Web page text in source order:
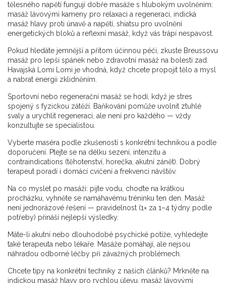
tělesného napětí fungují dobře masáže s hlubokým uvolněním:
masáž lávovými kameny pro relaxaci a regeneraci, indická
masáž hlavy proti únavě a napětí, shiatsu pro uvolnění
energetických bloků a reflexní masáž, když vás trápí nespavost.
Pokud hledáte jemnější a přitom účinnou péči, zkuste Breussovu
masáž pro lepší spánek nebo zdravotní masáž na bolesti zad.
Havajská Lomi Lomi je vhodná, když chcete propojit tělo a mysl
a nabrat energii zklidněním.
Sportovní nebo regenerační masáž se hodí, když je stres
spojený s fyzickou zátěží. Baňkování pomůže uvolnit ztuhlé
svaly a urychlit regeneraci, ale není pro každého — vždy
konzultujte se specialistou.
Vyberte maséra podle zkušeností s konkrétní technikou a podle
doporučení. Ptejte se na délku sezení, intenzitu a
contraindications (těhotenství, horečka, akutní zánět). Dobrý
terapeut poradí i domácí cvičení a frekvenci návštěv.
Na co myslet po masáži: pijte vodu, choďte na krátkou
procházku, vyhněte se namáhavému tréninku ten den. Masáž
není jednorázové řešení — pravidelnost (1× za 1–4 týdny podle
potřeby) přináší nejlepší výsledky.
Máte-li akutní nebo dlouhodobé psychické potíže, vyhledejte
také terapeuta nebo lékaře. Masáže pomáhají, ale nejsou
náhradou odborné léčby při závažných problémech.
Chcete tipy na konkrétní techniky z našich článků? Mrkněte na
indickou masáž hlavy pro rychlou úlevu, masáž lávovými